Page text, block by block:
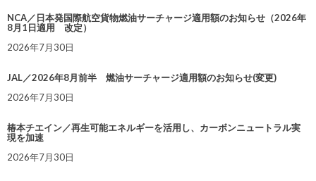
NCA／日本発国際航空貨物燃油サーチャージ適用額のお知らせ（2026年
8月1日適用 改定）
2026年7月30日
JAL／2026年8月前半 燃油サーチャージ適用額のお知らせ(変更)
2026年7月30日
椿本チエイン／再生可能エネルギーを活用し、カーボンニュートラル実
現を加速
2026年7月30日